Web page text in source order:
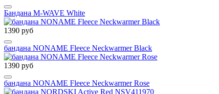
Бандана M-WAVE White
1390 руб
бандана NONAME Fleece Neckwarmer Black
1390 руб
бандана NONAME Fleece Neckwarmer Rose